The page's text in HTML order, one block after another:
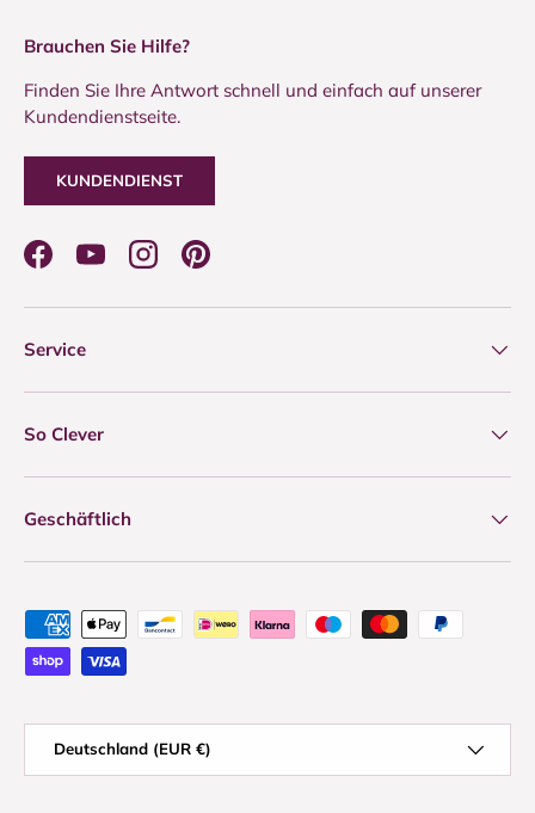
Brauchen Sie Hilfe?
Finden Sie Ihre Antwort schnell und einfach auf unserer
Kundendienstseite.
KUNDENDIENST
FacebookYouTubeInstagramPinterest
Service
So Clever
Geschäftlich
Zahlungsmethoden
Deutschland (EUR €)